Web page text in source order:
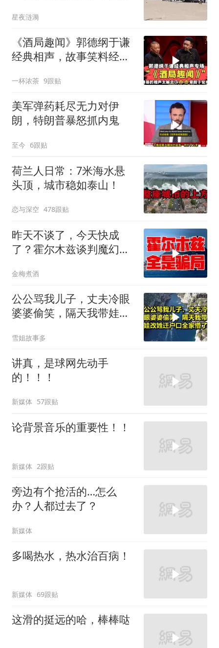
星夜涟漪
《酒局趣闻》郭德纲于谦
经典相声，故事笑料经典
一杯浓茶 9跟贴
美军弹药耗尽无力对伊
朗，特朗普暴怒抓内鬼
至今 6跟贴
荷兰人日常：7米海水悬
头顶，城市稳如泰山！
恋与深空 478跟贴
昨天不谈了，今天快成
了？霍尔木兹谈判魔幻反
金梅煮酒
公公骂我儿子，丈夫冷眼
婆婆偷笑，隔天我带娃改
雪姐故事多
讲真，是球网先动手
的！！！
新媒体 57跟贴
论背景音乐的重要性！！
新媒体 2跟贴
旁边有个抢活的…怎么
办？人都过去了？
新媒体
多喝热水，热水治百病！
新媒体 69跟贴
这滑的挺远的哈，棒棒哒